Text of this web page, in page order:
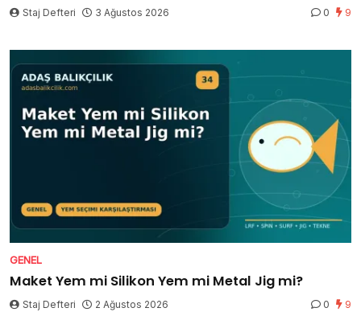
Staj Defteri 3 Ağustos 2026 0 9
GENEL
Maket Yem mi Silikon Yem mi Metal Jig mi?
Staj Defteri 2 Ağustos 2026 0 9